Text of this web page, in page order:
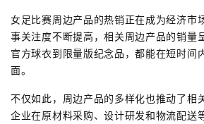
女足比赛周边产品的热销正在成为经济市
事关注度不断提高，相关周边产品的销量
官方球衣到限量版纪念品，都能在短时间
面。
不仅如此，周边产品的多样化也推动了相
企业在原材料采购、设计研发和物流配送